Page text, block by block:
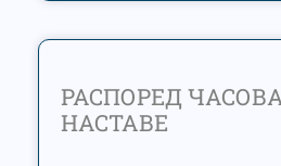
РАСПОРЕД
НАСТАВЕ